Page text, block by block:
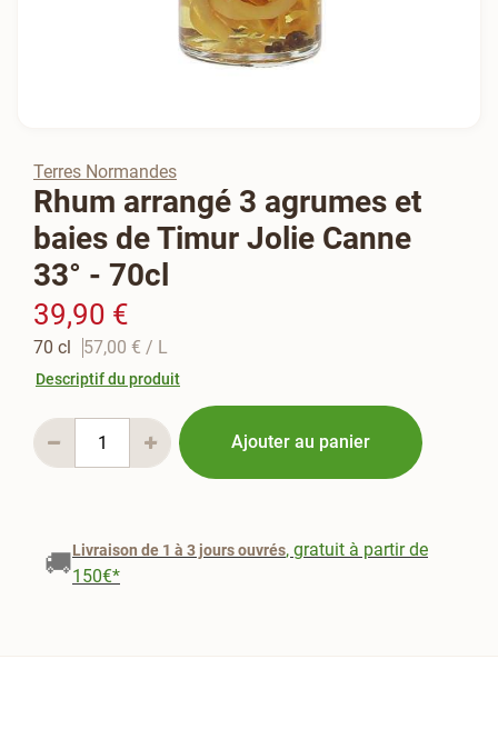
Terres Normandes
Rhum arrangé 3 agrumes et
baies de Timur Jolie Canne
33° - 70cl
39,90 €
70 cl 57,00 € / L
Descriptif du produit
Ajouter au panier
🚚Livraison de 1 à 3 jours ouvrés, gratuit à partir de
150€*